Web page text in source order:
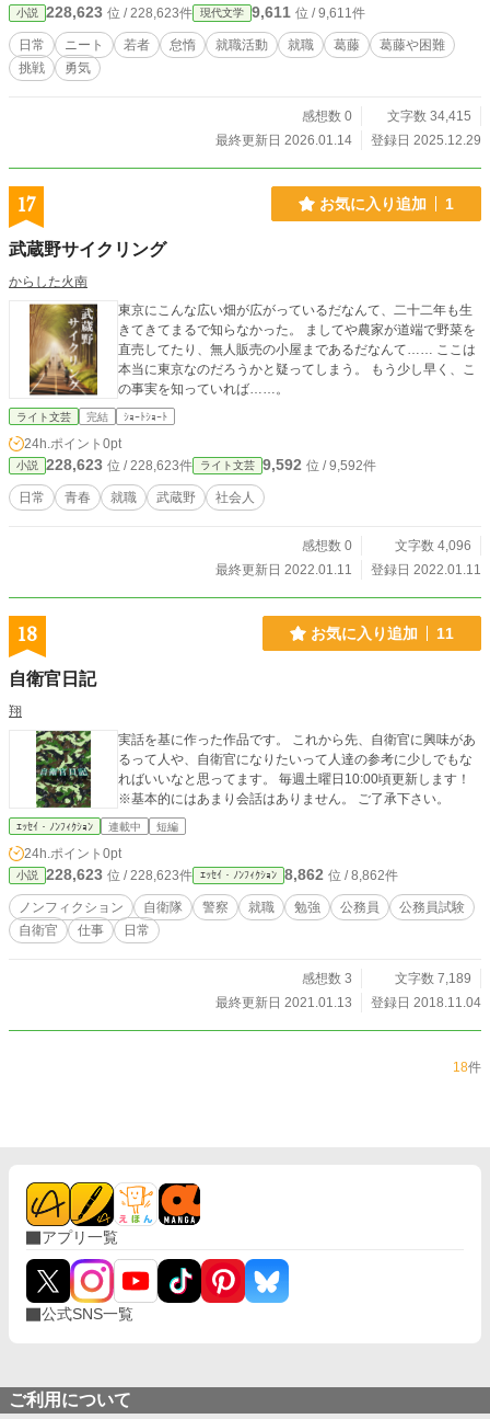
小説 228,623 位 / 228,623件 現代文学 9,611 位 / 9,611件
日常 ニート 若者 怠惰 就職活動 就職 葛藤
葛藤や困難
挑戦
勇気
感想数 0
文字数 34,415
最終更新日 2026.01.14
登録日 2025.12.29
17 お気に入り追加 1
武蔵野サイクリング
からした火南
東京にこんな広い畑が広がっているだなんて、二十二年も生
きてきてまるで知らなかった。 ましてや農家が道端で野菜を
直売してたり、無人販売の小屋まであるだなんて…… ここは
本当に東京なのだろうかと疑ってしまう。 もう少し早く、こ
の事実を知っていれば……。
ライト文芸 完結 ｼｮｰﾄｼｮｰﾄ
24h.ポイント 0pt
小説 228,623 位 / 228,623件 ライト文芸 9,592 位 / 9,592件
日常 青春 就職 武蔵野 社会人
感想数 0
文字数 4,096
最終更新日 2022.01.11
登録日 2022.01.11
18 お気に入り追加 11
自衛官日記
翔
実話を基に作った作品です。 これから先、自衛官に興味があ
るって人や、自衛官になりたいって人達の参考に少しでもな
ればいいなと思ってます。 毎週土曜日10:00頃更新します！
※基本的にはあまり会話はありません。 ご了承下さい。
ｴｯｾｲ・ﾉﾝﾌｨｸｼｮﾝ 連載中 短編
24h.ポイント 0pt
小説 228,623 位 / 228,623件 ｴｯｾｲ・ﾉﾝﾌｨｸｼｮﾝ 8,862 位 / 8,862件
ノンフィクション 自衛隊 警察 就職 勉強 公務員
公務員試験
自衛官
仕事 日常
感想数 3
文字数 7,189
最終更新日 2021.01.13
登録日 2018.11.04
18件
アプリ一覧
公式SNS一覧
ご利用について